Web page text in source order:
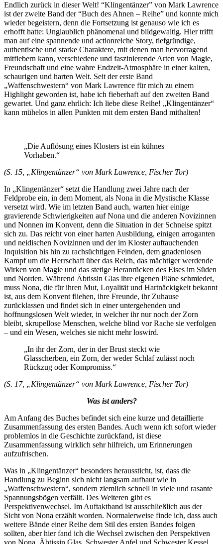
Endlich zurück in dieser Welt! “Klingentänzer” von Mark Lawrence
ist der zweite Band der “Buch des Ahnen – Reihe” und konnte mich
wieder begeistern, denn die Fortsetzung ist genauso wie ich es
erhofft hatte: Unglaublich phänomenal und bildgewaltig. Hier trifft
man auf eine spannende und actionreiche Story, tiefgründige,
authentische und starke Charaktere, mit denen man hervorragend
mitfiebern kann, verschiedene und faszinierende Arten von Magie,
Freundschaft und eine wahre Endzeit-Atmosphäre in einer kalten,
schaurigen und harten Welt. Seit der erste Band
„Waffenschwestern“ von Mark Lawrence für mich zu einem
Highlight geworden ist, habe ich fieberhaft auf den zweiten Band
gewartet. Und ganz ehrlich: Ich liebe diese Reihe! „Klingentänzer“
kann mühelos in allen Punkten mit dem ersten Band mithalten!
„Die Auflösung eines Klosters ist ein kühnes
Vorhaben.“
(S. 15, „Klingentänzer“ von Mark Lawrence, Fischer Tor)
In „Klingentänzer“ setzt die Handlung zwei Jahre nach der
Feldprobe ein, in dem Moment, als Nona in die Mystische Klasse
versetzt wird. Wie im letzten Band auch, warten hier einige
gravierende Schwierigkeiten auf Nona und die anderen Novizinnen
und Nonnen im Konvent, denn die Situation in der Schneise spitzt
sich zu. Das reicht von einer harten Ausbildung, einigen arroganten
und neidischen Novizinnen und der im Kloster auftauchenden
Inquisition bis hin zu rachsüchtigen Feinden, dem gnadenlosen
Kampf um die Herrschaft über das Reich, das mächtiger werdende
Wirken von Magie und das stetige Heranrücken des Eises im Süden
und Norden. Während Äbtissin Glas ihre eigenen Pläne schmiedet,
muss Nona, die für ihren Mut, Loyalität und Hartnäckigkeit bekannt
ist, aus dem Konvent fliehen, ihre Freunde, ihr Zuhause
zurücklassen und findet sich in einer untergehenden und
hoffnungslosen Welt wieder, in welcher ihr nur noch der Zorn
bleibt, skrupellose Menschen, welche blind vor Rache sie verfolgen
– und ein Wesen, welches sie nicht mehr loswird.
„In ihr der Zorn, der in der Brust steckt wie
Glasscherben, ein Zorn, der weder Schlaf zulässt noch
Rückzug oder Kompromiss.“
(S. 17, „Klingentänzer“ von Mark Lawrence, Fischer Tor)
Was ist anders?
Am Anfang des Buches befindet sich eine kurze und detaillierte
Zusammenfassung des ersten Bandes. Auch wenn ich sofort wieder
problemlos in die Geschichte zurückfand, ist diese
Zusammenfassung wirklich sehr hilfreich, um Erinnerungen
aufzufrischen.
Was in „Klingentänzer“ besonders heraussticht, ist, dass die
Handlung zu Beginn sich nicht langsam aufbaut wie in
„Waffenschwestern“, sondern ziemlich schnell in viele und rasante
Spannungsbögen verfällt. Des Weiteren gibt es
Perspektivenwechsel. Im Auftaktband ist ausschließlich aus der
Sicht von Nona erzählt worden. Normalerweise finde ich, dass auch
weitere Bände einer Reihe dem Stil des ersten Bandes folgen
sollten, aber hier fand ich die Wechsel zwischen den Perspektiven